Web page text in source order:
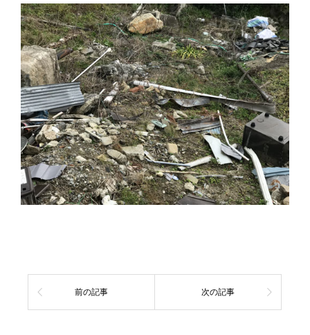
前の記事 次の記事